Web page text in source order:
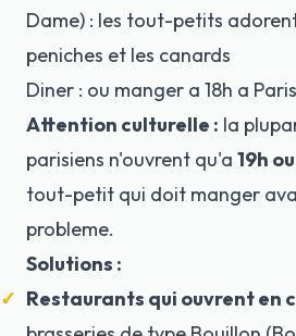
Dame) : les tout-petits
peniches et les canards
Diner : ou manger a 18h a
Attention culturelle : la
parisiens n'ouvrent qu'a 19h
tout-petit qui doit manger
probleme.
Solutions :
Restaurants qui ouvrent en